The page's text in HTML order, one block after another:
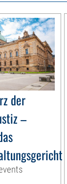
der
–